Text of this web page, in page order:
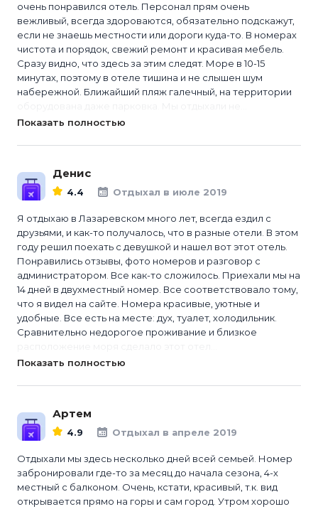
очень понравился отель. Персонал прям очень
вежливый, всегда здороваются, обязательно подскажут,
если не знаешь местности или дороги куда-то. В номерах
чистота и порядок, свежий ремонт и красивая мебель.
Сразу видно, что здесь за этим следят. Море в 10-15
минутах, поэтому в отеле тишина и не слышен шум
набережной. Ближайший пляж галечный, на территории
Показать полностью
Денис
4.4 Отдыхал в июле 2019
Я отдыхаю в Лазаревском много лет, всегда ездил с
друзьями, и как-то получалось, что в разные отели. В этом
году решил поехать с девушкой и нашел вот этот отель.
Понравились отзывы, фото номеров и разговор с
администратором. Все как-то сложилось. Приехали мы на
14 дней в двухместный номер. Все соответствовало тому,
что я видел на сайте. Номера красивые, уютные и
удобные. Все есть на месте: дух, туалет, холодильник.
Сравнительно недорогое проживание и близкое
Показать полностью
Артем
4.9 Отдыхал в апреле 2019
Отдыхали мы здесь несколько дней всей семьей. Номер
забронировали где-то за месяц до начала сезона, 4-х
местный с балконом. Очень, кстати, красивый, т.к. вид
открывается прямо на горы и сам город. Утром хорошо